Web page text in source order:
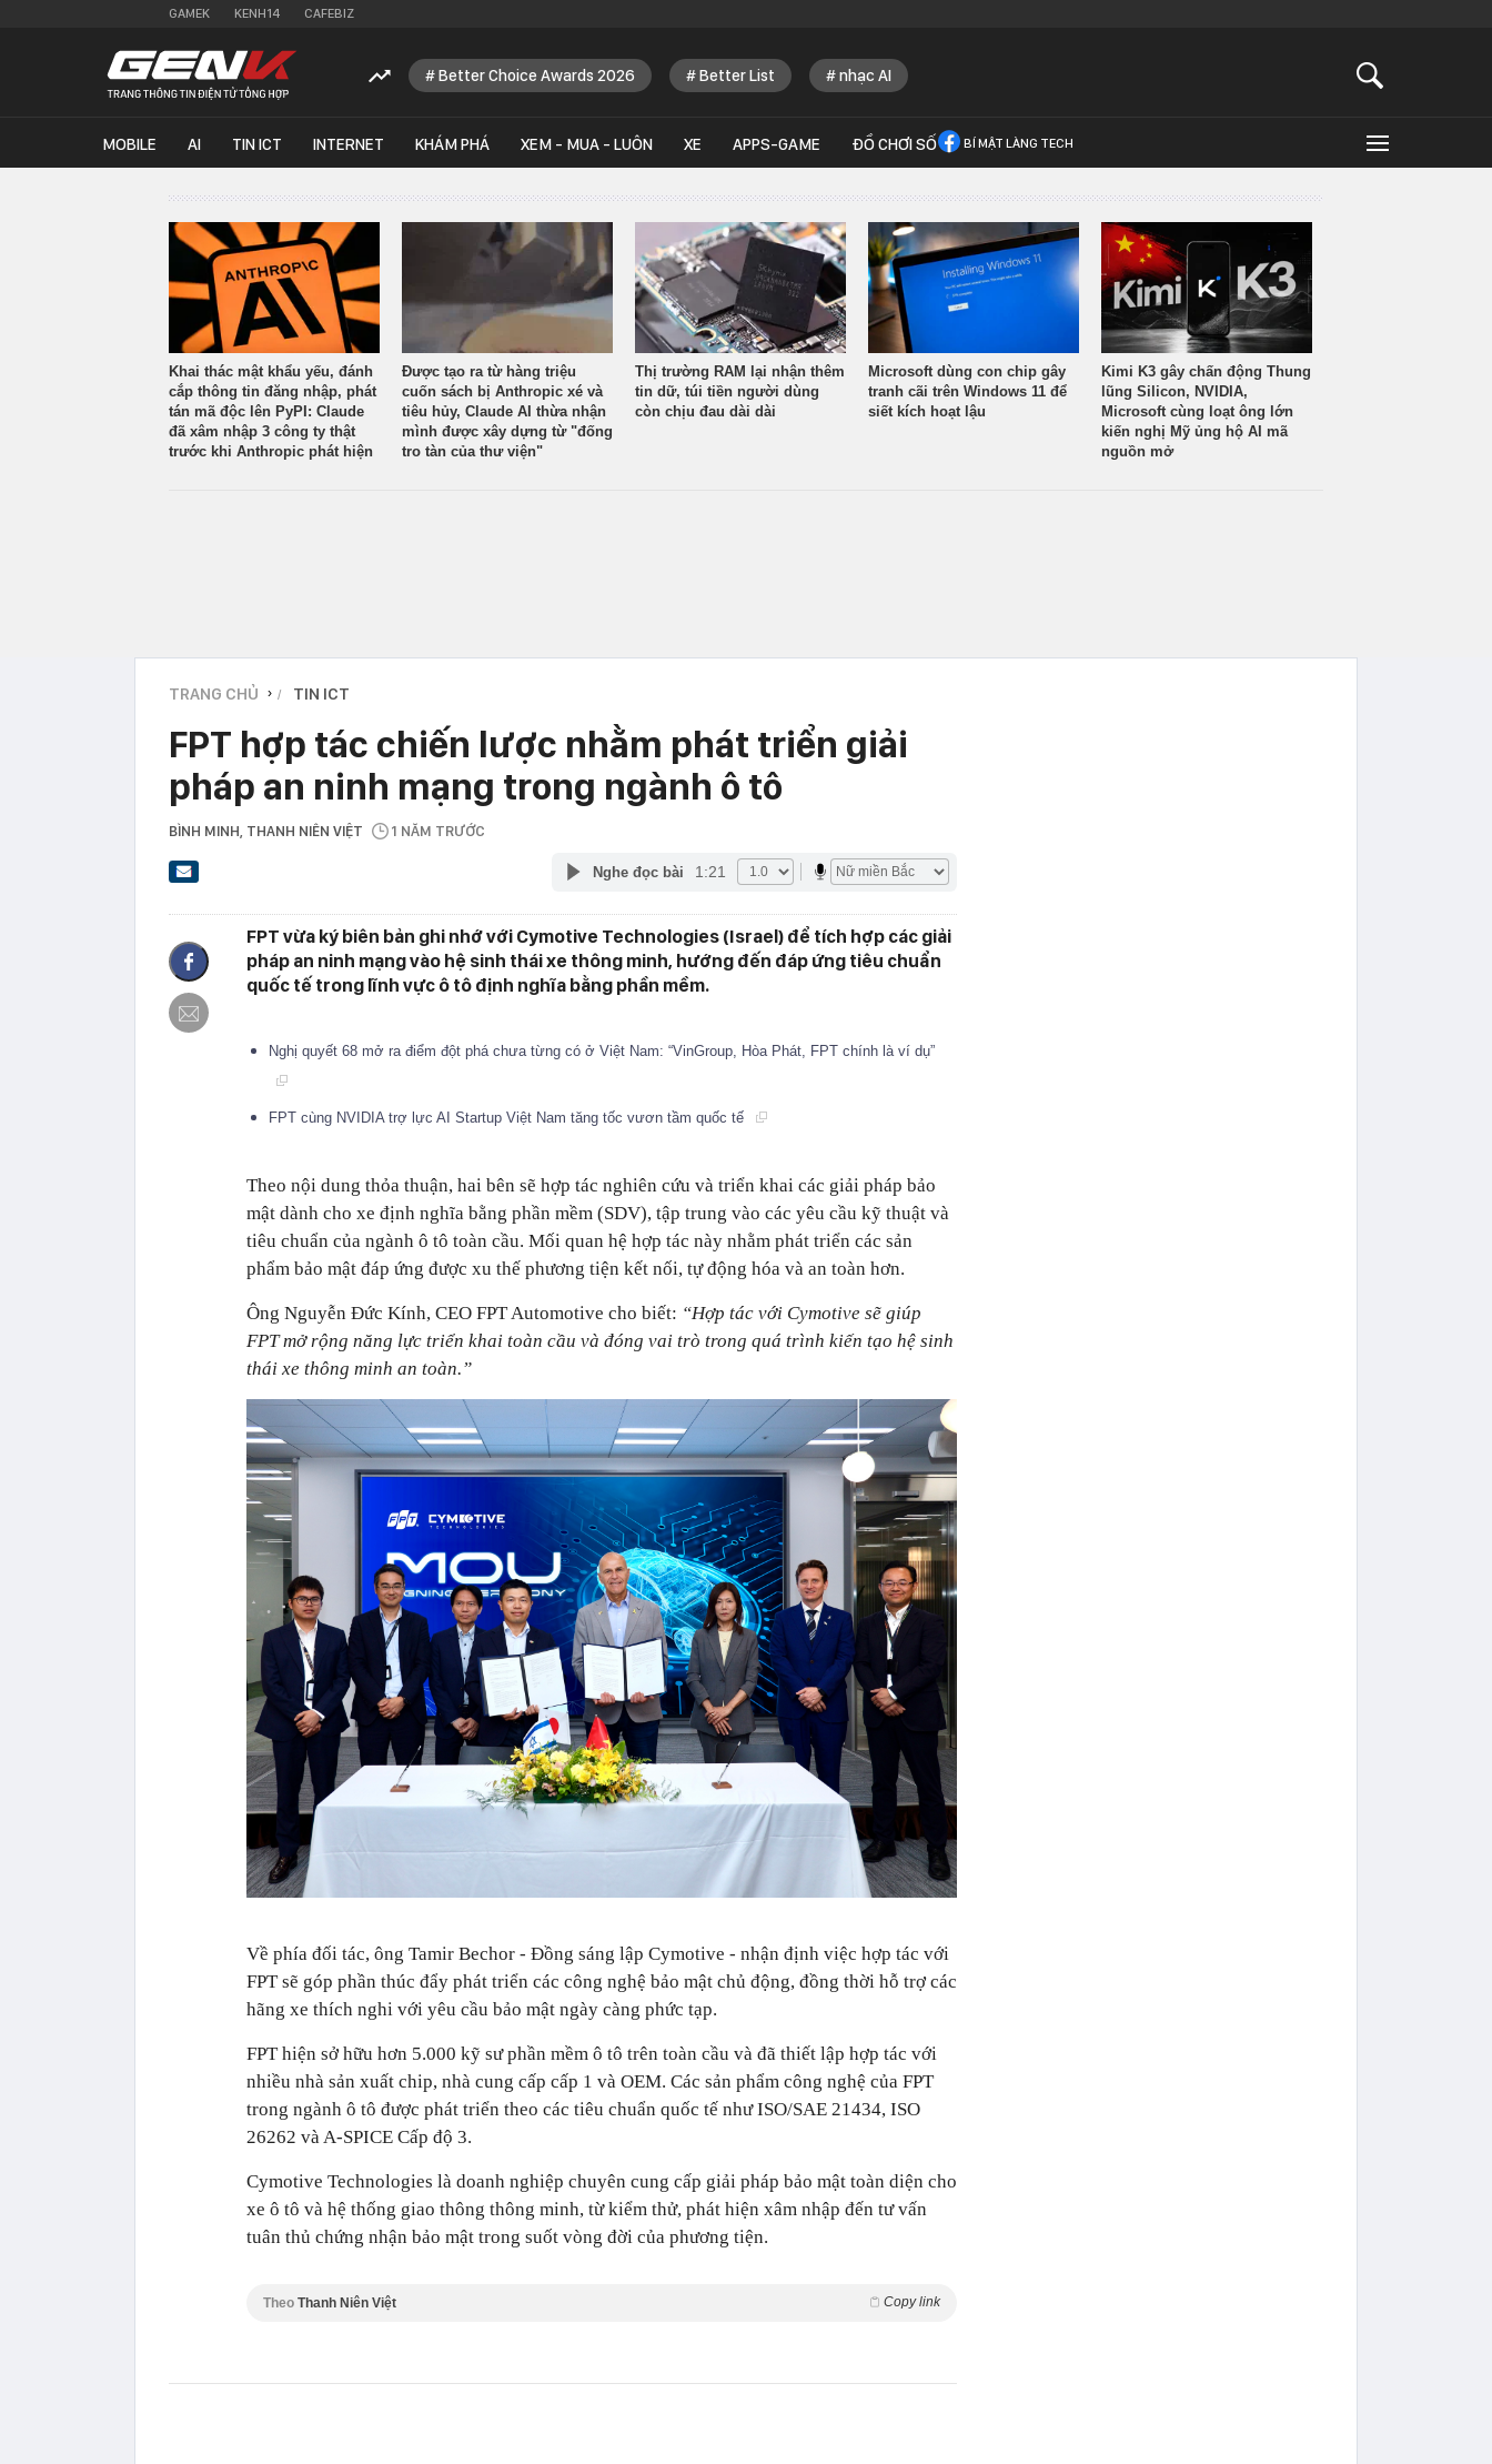
GAMEK KENH14 CAFEBIZ
Better Choice Awards 2026 Better List nhạc AI
MOBILE AI TIN ICT INTERNET KHÁM PHÁ XEM - MUA - LUÔN XE APPS-GAME ĐỒ CHƠI SỐ BÍ MẬT LÀNG TECH
Khai thác mật khẩu yếu, đánh
cắp thông tin đăng nhập, phát
tán mã độc lên PyPI: Claude
đã xâm nhập 3 công ty thật
trước khi Anthropic phát hiện
Được tạo ra từ hàng triệu
cuốn sách bị Anthropic xé và
tiêu hủy, Claude AI thừa nhận
mình được xây dựng từ "đống
tro tàn của thư viện"
Thị trường RAM lại nhận thêm
tin dữ, túi tiền người dùng
còn chịu đau dài dài
Microsoft dùng con chip gây
tranh cãi trên Windows 11 để
siết kích hoạt lậu
Kimi K3 gây chấn động Thung
lũng Silicon, NVIDIA,
Microsoft cùng loạt ông lớn
kiến nghị Mỹ ủng hộ AI mã
nguồn mở
TRANG CHỦ › TIN ICT
FPT hợp tác chiến lược nhằm phát triển giải
pháp an ninh mạng trong ngành ô tô
BÌNH MINH , THANH NIÊN VIỆT 1 NĂM TRƯỚC
Nghe đọc bài 1:21
FPT vừa ký biên bản ghi nhớ với Cymotive Technologies (Israel) để tích hợp các giải
pháp an ninh mạng vào hệ sinh thái xe thông minh, hướng đến đáp ứng tiêu chuẩn
quốc tế trong lĩnh vực ô tô định nghĩa bằng phần mềm.
Nghị quyết 68 mở ra điểm đột phá chưa từng có ở Việt Nam: “VinGroup, Hòa Phát, FPT chính là ví dụ”
FPT cùng NVIDIA trợ lực AI Startup Việt Nam tăng tốc vươn tầm quốc tế
Theo nội dung thỏa thuận, hai bên sẽ hợp tác nghiên cứu và triển khai các giải pháp bảo
mật dành cho xe định nghĩa bằng phần mềm (SDV), tập trung vào các yêu cầu kỹ thuật và
tiêu chuẩn của ngành ô tô toàn cầu. Mối quan hệ hợp tác này nhằm phát triển các sản
phẩm bảo mật đáp ứng được xu thế phương tiện kết nối, tự động hóa và an toàn hơn.
Ông Nguyễn Đức Kính, CEO FPT Automotive cho biết: “Hợp tác với Cymotive sẽ giúp
FPT mở rộng năng lực triển khai toàn cầu và đóng vai trò trong quá trình kiến tạo hệ sinh
thái xe thông minh an toàn.”
Về phía đối tác, ông Tamir Bechor - Đồng sáng lập Cymotive - nhận định việc hợp tác với
FPT sẽ góp phần thúc đẩy phát triển các công nghệ bảo mật chủ động, đồng thời hỗ trợ các
hãng xe thích nghi với yêu cầu bảo mật ngày càng phức tạp.
FPT hiện sở hữu hơn 5.000 kỹ sư phần mềm ô tô trên toàn cầu và đã thiết lập hợp tác với
nhiều nhà sản xuất chip, nhà cung cấp cấp 1 và OEM. Các sản phẩm công nghệ của FPT
trong ngành ô tô được phát triển theo các tiêu chuẩn quốc tế như ISO/SAE 21434, ISO
26262 và A-SPICE Cấp độ 3.
Cymotive Technologies là doanh nghiệp chuyên cung cấp giải pháp bảo mật toàn diện cho
xe ô tô và hệ thống giao thông thông minh, từ kiểm thử, phát hiện xâm nhập đến tư vấn
tuân thủ chứng nhận bảo mật trong suốt vòng đời của phương tiện.
Theo Thanh Niên Việt Copy link